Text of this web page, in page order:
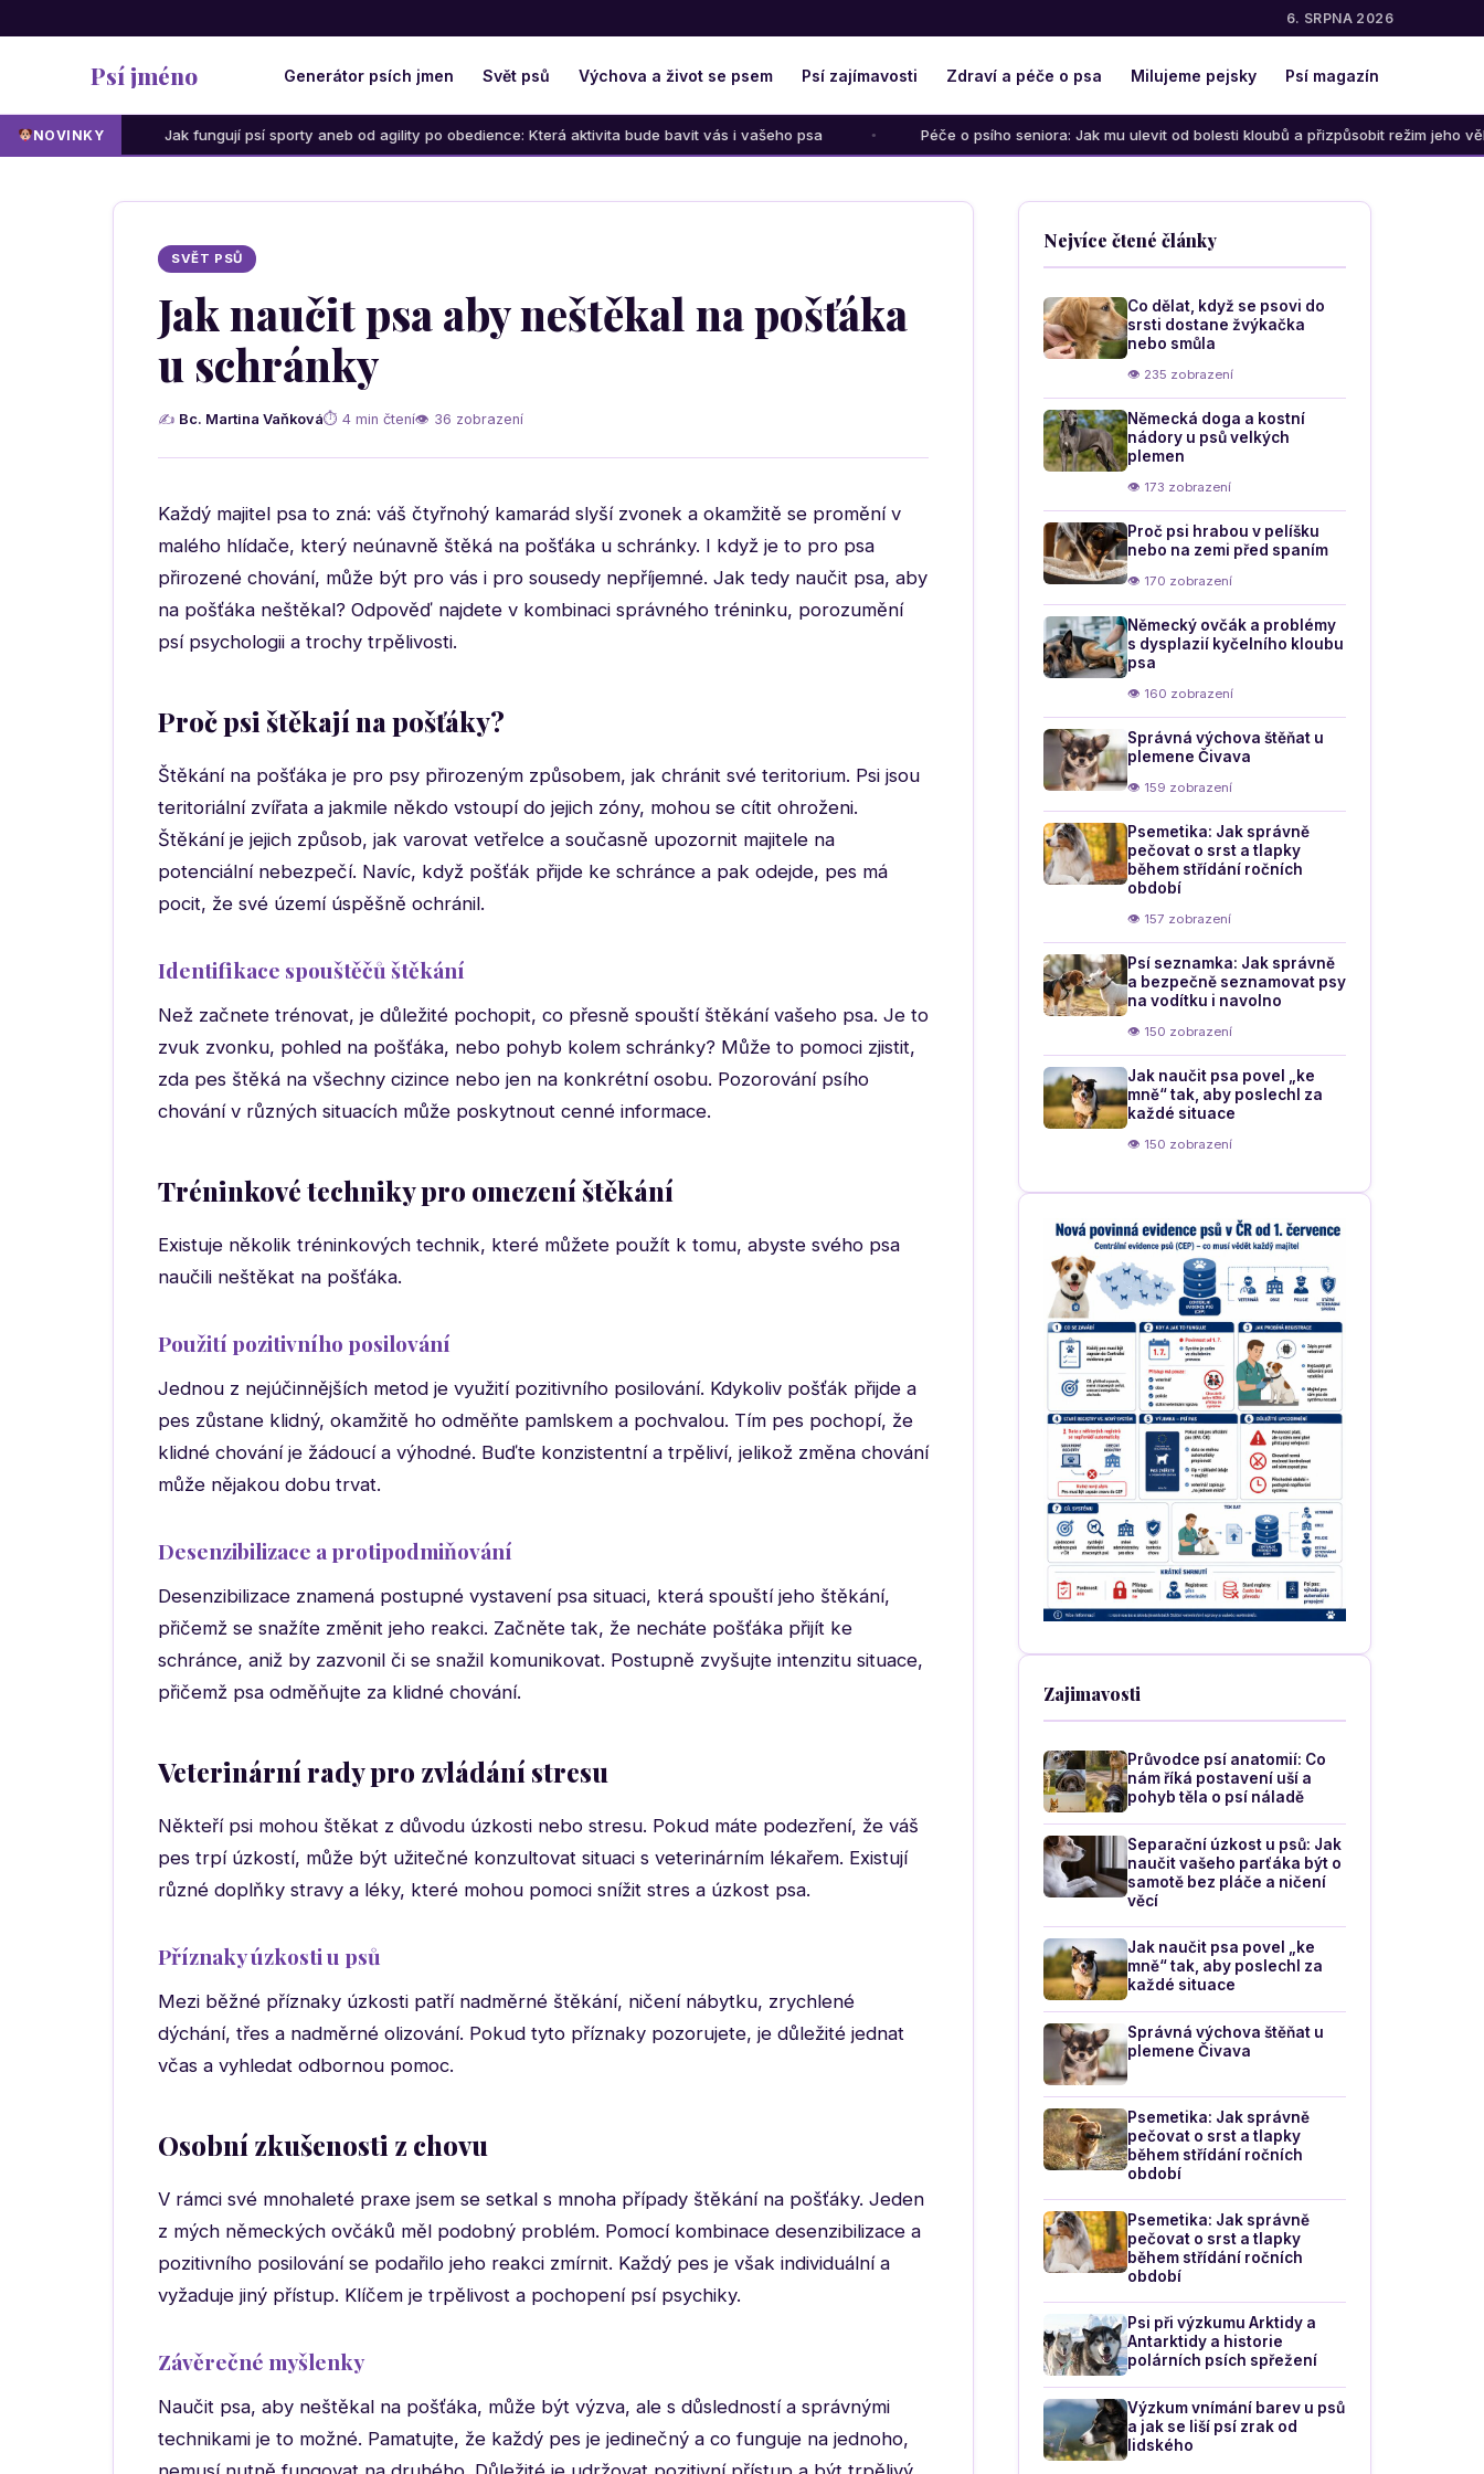
6. SRPNA 2026
Psí jméno Generátor psích jmen Svět psů Výchova a život se psem Psí zajímavosti Zdraví a péče o psa Milujeme pejsky Psí magazín
NOVINKYJak fungují psí sporty aneb od agility po obedience: Která aktivita bude bavit vás i vašeho psa Péče o psího seniora: Jak mu ulevit od bolesti kloubů a přizpůsobit režim jeho věku
SVĚT PSŮ
Jak naučit psa aby neštěkal na pošťáka
u schránky
✍ Bc. Martina Vaňková⏱ 4 min čtení👁 36 zobrazení
Každý majitel psa to zná: váš čtyřnohý kamarád slyší zvonek a okamžitě se promění v
malého hlídače, který neúnavně štěká na pošťáka u schránky. I když je to pro psa
přirozené chování, může být pro vás i pro sousedy nepříjemné. Jak tedy naučit psa, aby
na pošťáka neštěkal? Odpověď najdete v kombinaci správného tréninku, porozumění
psí psychologii a trochy trpělivosti.
Proč psi štěkají na pošťáky?
Štěkání na pošťáka je pro psy přirozeným způsobem, jak chránit své teritorium. Psi jsou
teritoriální zvířata a jakmile někdo vstoupí do jejich zóny, mohou se cítit ohroženi.
Štěkání je jejich způsob, jak varovat vetřelce a současně upozornit majitele na
potenciální nebezpečí. Navíc, když pošťák přijde ke schránce a pak odejde, pes má
pocit, že své území úspěšně ochránil.
Identifikace spouštěčů štěkání
Než začnete trénovat, je důležité pochopit, co přesně spouští štěkání vašeho psa. Je to
zvuk zvonku, pohled na pošťáka, nebo pohyb kolem schránky? Může to pomoci zjistit,
zda pes štěká na všechny cizince nebo jen na konkrétní osobu. Pozorování psího
chování v různých situacích může poskytnout cenné informace.
Tréninkové techniky pro omezení štěkání
Existuje několik tréninkových technik, které můžete použít k tomu, abyste svého psa
naučili neštěkat na pošťáka.
Použití pozitivního posilování
Jednou z nejúčinnějších metod je využití pozitivního posilování. Kdykoliv pošťák přijde a
pes zůstane klidný, okamžitě ho odměňte pamlskem a pochvalou. Tím pes pochopí, že
klidné chování je žádoucí a výhodné. Buďte konzistentní a trpěliví, jelikož změna chování
může nějakou dobu trvat.
Desenzibilizace a protipodmiňování
Desenzibilizace znamená postupné vystavení psa situaci, která spouští jeho štěkání,
přičemž se snažíte změnit jeho reakci. Začněte tak, že necháte pošťáka přijít ke
schránce, aniž by zazvonil či se snažil komunikovat. Postupně zvyšujte intenzitu situace,
přičemž psa odměňujte za klidné chování.
Veterinární rady pro zvládání stresu
Někteří psi mohou štěkat z důvodu úzkosti nebo stresu. Pokud máte podezření, že váš
pes trpí úzkostí, může být užitečné konzultovat situaci s veterinárním lékařem. Existují
různé doplňky stravy a léky, které mohou pomoci snížit stres a úzkost psa.
Příznaky úzkosti u psů
Mezi běžné příznaky úzkosti patří nadměrné štěkání, ničení nábytku, zrychlené
dýchání, třes a nadměrné olizování. Pokud tyto příznaky pozorujete, je důležité jednat
včas a vyhledat odbornou pomoc.
Osobní zkušenosti z chovu
V rámci své mnohaleté praxe jsem se setkal s mnoha případy štěkání na pošťáky. Jeden
z mých německých ovčáků měl podobný problém. Pomocí kombinace desenzibilizace a
pozitivního posilování se podařilo jeho reakci zmírnit. Každý pes je však individuální a
vyžaduje jiný přístup. Klíčem je trpělivost a pochopení psí psychiky.
Závěrečné myšlenky
Naučit psa, aby neštěkal na pošťáka, může být výzva, ale s důsledností a správnými
technikami je to možné. Pamatujte, že každý pes je jedinečný a co funguje na jednoho,
Nejvíce čtené články
Co dělat, když se psovi do
srsti dostane žvýkačka
nebo smůla
👁 235 zobrazení
Německá doga a kostní
nádory u psů velkých
plemen
👁 173 zobrazení
Proč psi hrabou v pelíšku
nebo na zemi před spaním
👁 170 zobrazení
Německý ovčák a problémy
s dysplazií kyčelního kloubu
psa
👁 160 zobrazení
Správná výchova štěňat u
plemene Čivava
👁 159 zobrazení
Psemetika: Jak správně
pečovat o srst a tlapky
během střídání ročních
období
👁 157 zobrazení
Psí seznamka: Jak správně
a bezpečně seznamovat psy
na vodítku i navolno
👁 150 zobrazení
Jak naučit psa povel „ke
mně“ tak, aby poslechl za
každé situace
👁 150 zobrazení
Zajimavosti
Průvodce psí anatomií: Co
nám říká postavení uší a
pohyb těla o psí náladě
Separační úzkost u psů: Jak
naučit vašeho parťáka být o
samotě bez pláče a ničení
věcí
Jak naučit psa povel „ke
mně“ tak, aby poslechl za
každé situace
Správná výchova štěňat u
plemene Čivava
Psemetika: Jak správně
pečovat o srst a tlapky
během střídání ročních
období
Psemetika: Jak správně
pečovat o srst a tlapky
během střídání ročních
období
Psi při výzkumu Arktidy a
Antarktidy a historie
polárních psích spřežení
Výzkum vnímání barev u psů
a jak se liší psí zrak od
lidského